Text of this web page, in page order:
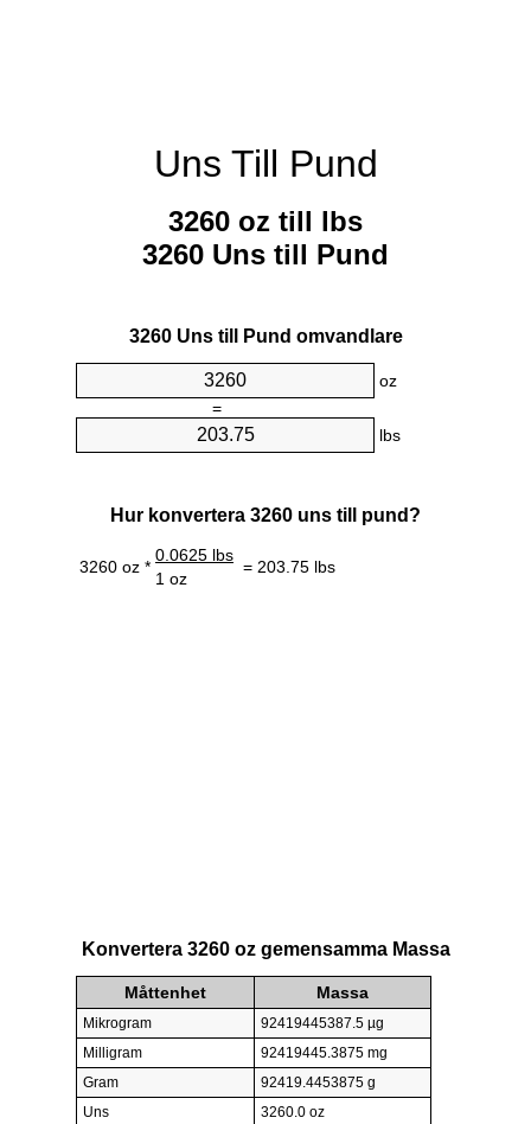
Uns Till Pund
3260 oz till lbs
3260 Uns till Pund
3260 Uns till Pund omvandlare
oz
=
lbs
Hur konvertera 3260 uns till pund?
3260 oz *
0.0625 lbs
= 203.75 lbs
1 oz
Konvertera 3260 oz gemensamma Massa
Måttenhet Massa
Mikrogram
92419445387.5 µg
Milligram
92419445.3875 mg
Gram
92419.4453875 g
Uns
3260.0 oz